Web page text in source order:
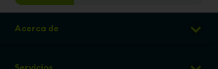
Acerca de
Club de Puntos